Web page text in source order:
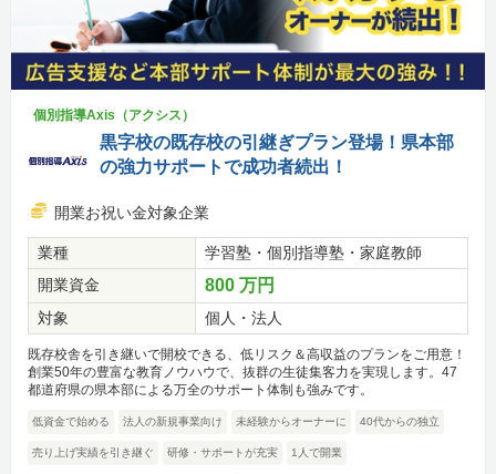
個別指導Axis（アクシス）
黒字校の既存校の引継ぎプラン登場！県本部
の強力サポートで成功者続出！
開業お祝い金対象企業
業種
学習塾・個別指導塾・家庭教師
開業資金
800 万円
対象 個人・法人
既存校舎を引き継いで開校できる、低リスク＆高収益のプランをご用意！
創業50年の豊富な教育ノウハウで、抜群の生徒集客力を実現します。47
都道府県の県本部による万全のサポート体制も強みです。
低資金で始める 法人の新規事業向け 未経験からオーナーに 40代からの独立
売り上げ実績を引き継ぐ 研修・サポートが充実 1人で開業